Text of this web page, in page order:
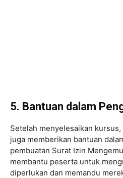
5. Bantuan dalam
Setelah menyelesaikan
juga memberikan bantuan
pembuatan Surat Izin
membantu peserta untuk
diperlukan dan memandu